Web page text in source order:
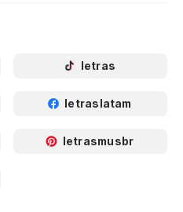
letras
letraslatam
letrasmusbr